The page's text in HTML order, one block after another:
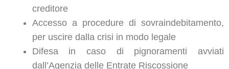
creditore
Accesso a procedure di sovraindebitamento,
per uscire dalla crisi in modo legale
Difesa in caso di pignoramenti avviati
dall’Agenzia delle Entrate Riscossione